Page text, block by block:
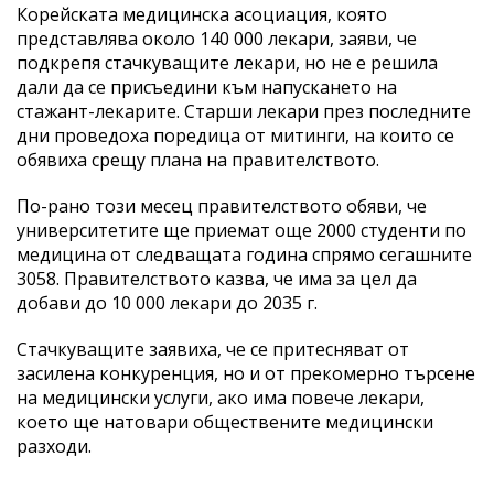
Корейската медицинска асоциация, която
представлява около 140 000 лекари, заяви, че
подкрепя стачкуващите лекари, но не е решила
дали да се присъедини към напускането на
стажант-лекарите. Старши лекари през последните
дни проведоха поредица от митинги, на които се
обявиха срещу плана на правителството.
По-рано този месец правителството обяви, че
университетите ще приемат още 2000 студенти по
медицина от следващата година спрямо сегашните
3058. Правителството казва, че има за цел да
добави до 10 000 лекари до 2035 г.
Стачкуващите заявиха, че се притесняват от
засилена конкуренция, но и от прекомерно търсене
на медицински услуги, ако има повече лекари,
което ще натовари обществените медицински
разходи.